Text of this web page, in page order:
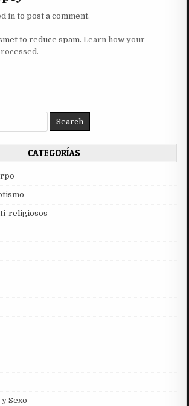
in to post a comment.
to reduce spam.Learn how your
CATEGORÍAS
religiosos
Sexo